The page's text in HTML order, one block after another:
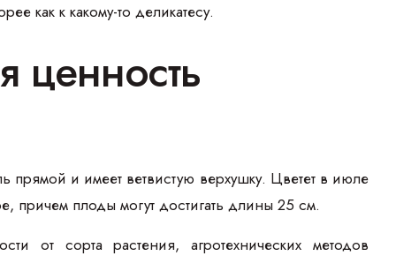
как к какому-то деликатесу.
ценность
прямой и имеет ветвистую верхушку. Цветет в июле
причем плоды могут достигать длины 25 см.
от сорта растения, агротехнических методов